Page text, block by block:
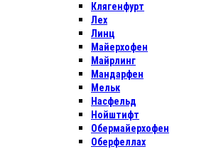
Клягенфурт
Лех
Линц
Майерхофен
Майрлинг
Мандарфен
Мельк
Насфельд
Нойштифт
Обермайерхофен
Оберфеллах